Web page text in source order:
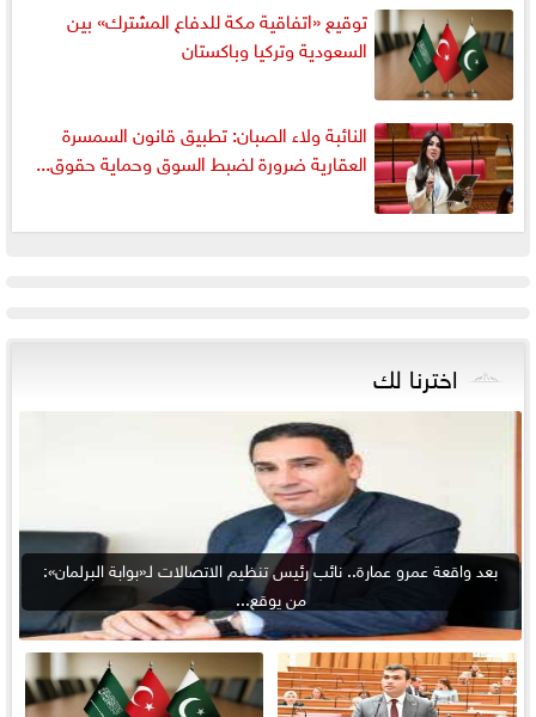
توقيع «اتفاقية مكة للدفاع المشترك» بين
السعودية وتركيا وباكستان
النائبة ولاء الصبان: تطبيق قانون السمسرة
العقارية ضرورة لضبط السوق وحماية حقوق...
اخترنا لك
بعد واقعة عمرو عمارة.. نائب رئيس تنظيم الاتصالات لـ«بوابة البرلمان»:
من يوقع...